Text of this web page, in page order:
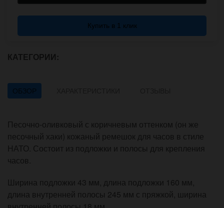
Купить в 1 клик
КАТЕГОРИИ:
ОБЗОР
Песочно-оливковый с коричневым оттенком (он же
песочный хаки) кожаный ремешок для часов в стиле
НАТО. Состоит из подложки и полосы для крепления
часов.
Ширина подложки 43 мм, длина подложки 160 мм,
длина внутренней полосы 245 мм с пряжкой, ширина